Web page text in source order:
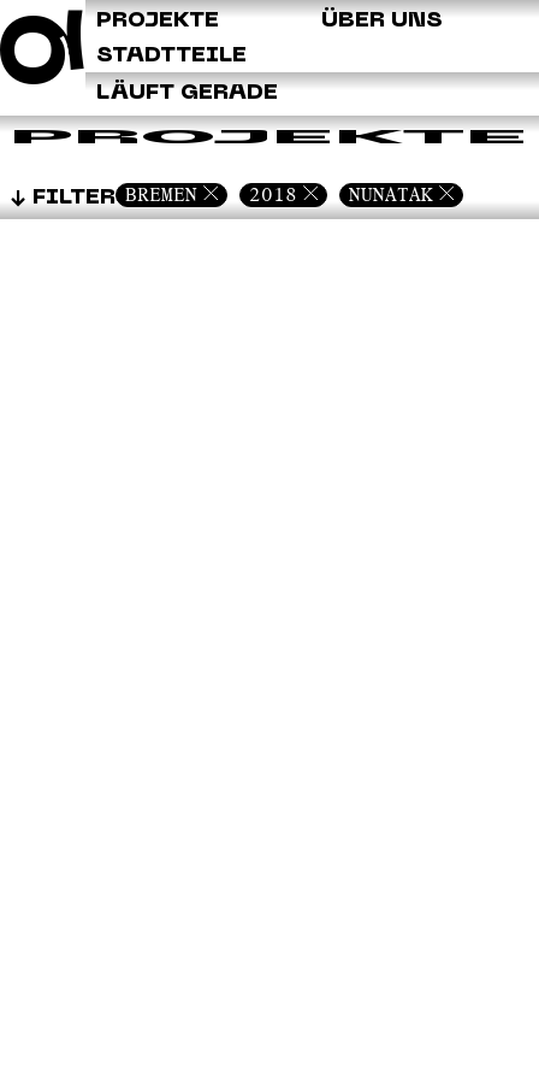
ÜBER UNS
PROJEKTE
STADTTEILE
LÄUFT GERADE
PROJEKTE
FILTER BREMEN 2018 NUNATAK